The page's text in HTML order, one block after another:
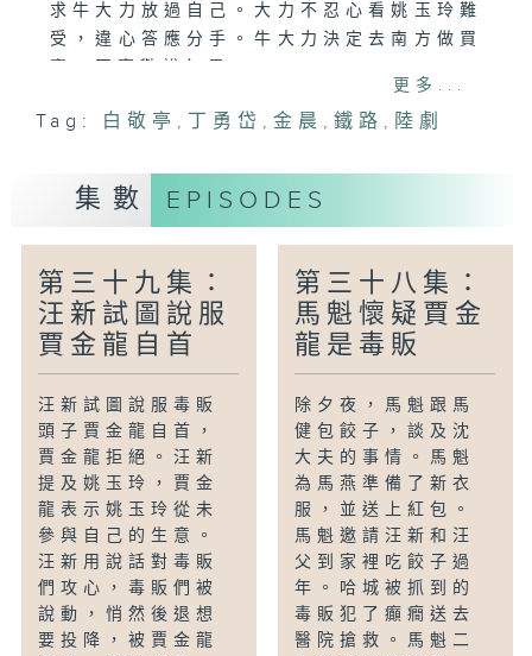
求牛大力放過自己。大力不忍心看姚玉玲難
受，違心答應分手。牛大力決定去南方做買
更多...
Tag: 白敬亭 , 丁勇岱 ,金晨 ,鐵路 , 陸劇
集數 EPISODES
第三十九集：
汪新試圖說服
賈金龍自首
汪新試圖說服毒販
頭子賈金龍自首，
賈金龍拒絕。汪新
提及姚玉玲，賈金
龍表示姚玉玲從未
參與自己的生意。
汪新用說話對毒販
們攻心，毒販們被
說動，悄然後退想
要投降，被賈金龍
第三十八集：
馬魁懷疑賈金
龍是毒販
除夕夜，馬魁跟馬
健包餃子，談及沈
大夫的事情。馬魁
為馬燕準備了新衣
服，並送上紅包。
馬魁邀請汪新和汪
父到家裡吃餃子過
年。哈城被抓到的
毒販犯了癲癇送去
醫院搶救。馬魁二